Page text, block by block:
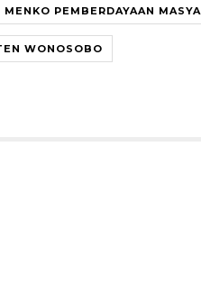
MENKO PEMBERDAYAAN
WONOSOBO